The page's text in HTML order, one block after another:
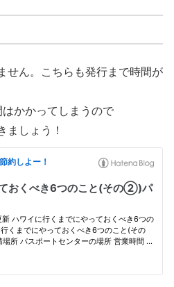
せん。こちらも発行まで時間が
かかってしまうので
ましょう！